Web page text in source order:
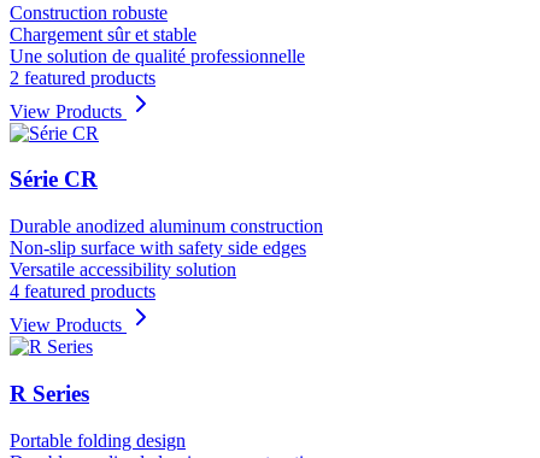
Construction robuste
Chargement sûr et stable
Une solution de qualité professionnelle
2 featured products
View Products
Série CR
Durable anodized aluminum construction
Non-slip surface with safety side edges
Versatile accessibility solution
4 featured products
View Products
R Series
Portable folding design